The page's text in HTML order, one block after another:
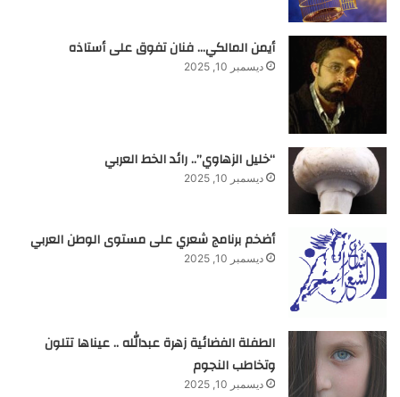
أيمن المالكي… فنان تفوق على أستاذه
ديسمبر 10, 2025
“خليل الزهاوي”.. رائد الخط العربي
ديسمبر 10, 2025
أضخم برنامج شعري على مستوى الوطن العربي
ديسمبر 10, 2025
الطفلة الفضائية زهرة عبدالله .. عيناها تتلون
وتخاطب النجوم
ديسمبر 10, 2025